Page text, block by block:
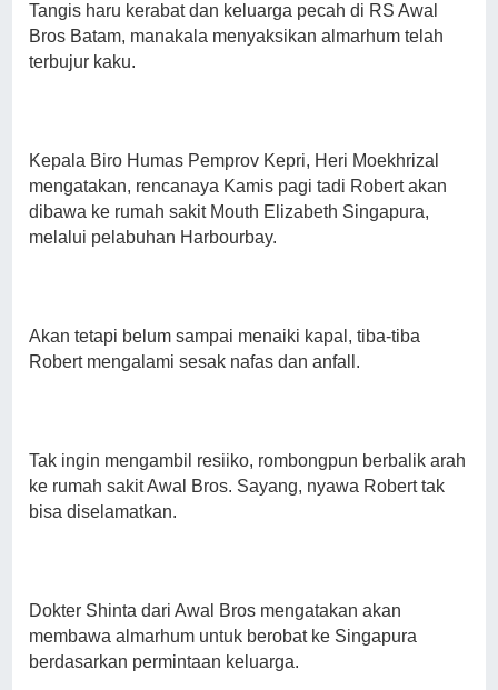
Tangis haru kerabat dan keluarga pecah di RS Awal
Bros Batam, manakala menyaksikan almarhum telah
terbujur kaku.
Kepala Biro Humas Pemprov Kepri, Heri Moekhrizal
mengatakan, rencanaya Kamis pagi tadi Robert akan
dibawa ke rumah sakit Mouth Elizabeth Singapura,
melalui pelabuhan Harbourbay.
Akan tetapi belum sampai menaiki kapal, tiba-tiba
Robert mengalami sesak nafas dan anfall.
Tak ingin mengambil resiiko, rombongpun berbalik arah
ke rumah sakit Awal Bros. Sayang, nyawa Robert tak
bisa diselamatkan.
Dokter Shinta dari Awal Bros mengatakan akan
membawa almarhum untuk berobat ke Singapura
berdasarkan permintaan keluarga.